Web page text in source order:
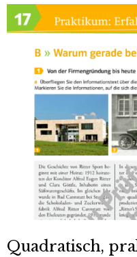
Quadratisch,